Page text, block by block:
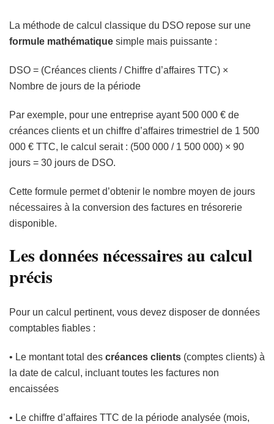
La méthode de calcul classique du DSO repose sur une
formule mathématique simple mais puissante :
DSO = (Créances clients / Chiffre d’affaires TTC) ×
Nombre de jours de la période
Par exemple, pour une entreprise ayant 500 000 € de
créances clients et un chiffre d’affaires trimestriel de 1 500
000 € TTC, le calcul serait : (500 000 / 1 500 000) × 90
jours = 30 jours de DSO.
Cette formule permet d’obtenir le nombre moyen de jours
nécessaires à la conversion des factures en trésorerie
disponible.
Les données nécessaires au calcul
précis
Pour un calcul pertinent, vous devez disposer de données
comptables fiables :
• Le montant total des créances clients (comptes clients) à
la date de calcul, incluant toutes les factures non
encaissées
• Le chiffre d’affaires TTC de la période analysée (mois,